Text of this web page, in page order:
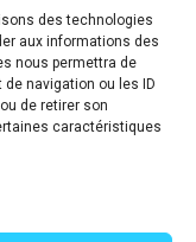
des technologies
aux informations des
nous permettra de
navigation ou les ID
de retirer son
caractéristiques